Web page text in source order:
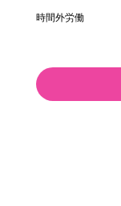
時間外労働